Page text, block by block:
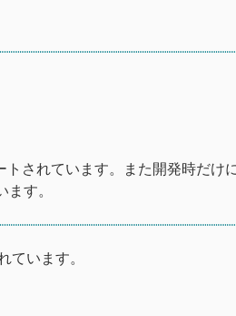
されています。また開発時だけ
す。
ています。